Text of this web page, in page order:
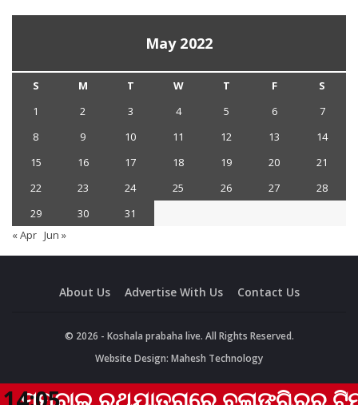
May 2022
S M T W T F
S
1
2 3 4 5 6
7
8
9 10 11 12 13
14
15
16 17 18 19 20
21
22
23 24 25 26 27
28
29
30
31
« Apr Jun »
About Us Advertise With Us Contact Us
© 2026 - Koshala prabaha live. All Rights Reserved.
Website Design: Mahesh Technology